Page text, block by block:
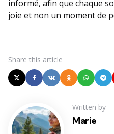
informé, afin que chaque
joie et non un moment de
Share this article
Written by
Marie